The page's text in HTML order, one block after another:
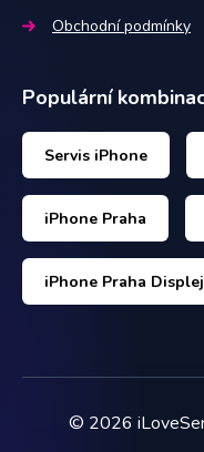
Obchodní podmínky
Populární
Servis iPhone
iPhone Praha
iPhone Praha
© 2026